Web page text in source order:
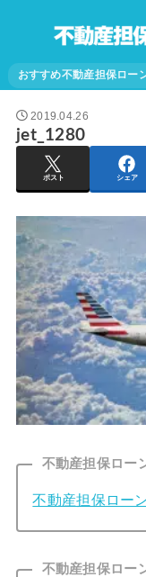
おすすめ不動産担保ロー
2019.04.26
jet_1280
ポスト シェア
不動産担保ロー
不動産担保ロー
不動産担保ロー